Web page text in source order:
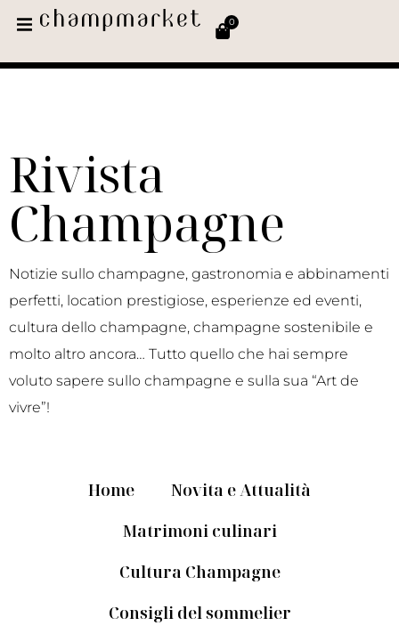
0
Rivista
Champagne
Notizie sullo champagne, gastronomia e abbinamenti
perfetti, location prestigiose, esperienze ed eventi,
cultura dello champagne, champagne sostenibile e
molto altro ancora… Tutto quello che hai sempre
voluto sapere sullo champagne e sulla sua “Art de
vivre”!
Home
Novita e Attualità
Matrimoni culinari
Cultura Champagne
Consigli del sommelier